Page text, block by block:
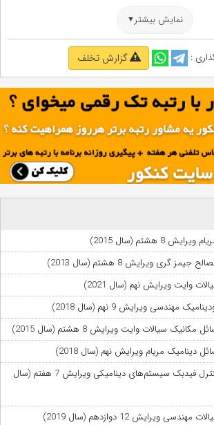
بوتگا ویرایش دوم, کتابهای مهندسی مکانیک
, کتب مهندسی مکانیک, منابع مهندسی مکانیک,
نمایش بیشتر
: گزارش تخلف
8 هشتم (سال 2015)
گری ویرایش 8 هشتم (سال 2013)
وایت ویرایش نهم (سال 2021)
مهندسی ویرایش 9 نهم (سال 2018)
سیالات وایت ویرایش 8 هشتم (سال 2015)
دینامیک مریام ویرایش نهم (سال 2018)
کتاب و حل المسائل کنترل فیدبک سیستم‌های دینامیکی ویرایش 7 هفتم (سال
ویرایش 12 دوازدهم (سال 2019)